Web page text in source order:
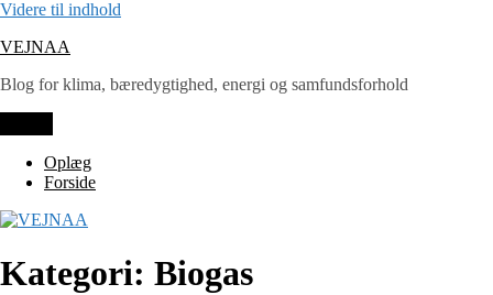
Videre til indhold
VEJNAA
Blog for klima, bæredygtighed, energi og samfundsforhold
Oplæg
Forside
Kategori: Biogas